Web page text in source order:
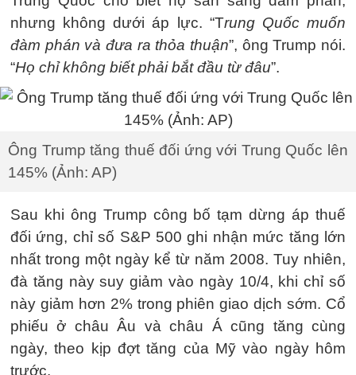
nhưng không dưới áp lực. “Trung Quốc muốn
đàm phán và đưa ra thỏa thuận”, ông Trump nói.
“Họ chỉ không biết phải bắt đầu từ đâu”.
Ông Trump tăng thuế đối ứng với Trung Quốc lên
145% (Ảnh: AP)
Sau khi ông Trump công bố tạm dừng áp thuế
đối ứng, chỉ số S&P 500 ghi nhận mức tăng lớn
nhất trong một ngày kể từ năm 2008. Tuy nhiên,
đà tăng này suy giảm vào ngày 10/4, khi chỉ số
này giảm hơn 2% trong phiên giao dịch sớm. Cổ
phiếu ở châu Âu và châu Á cũng tăng cùng
ngày, theo kịp đợt tăng của Mỹ vào ngày hôm
trước.